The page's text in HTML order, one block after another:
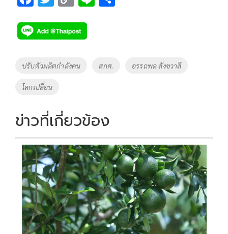
e
b
o
o
k
tt
er
p
y
Li
Tags
ปรับตัวผลิตกำลังคน สกศ. อรรถพล สังขวาสี
โลกเปลี่ยน
ข่าวที่เกี่ยวข้อง